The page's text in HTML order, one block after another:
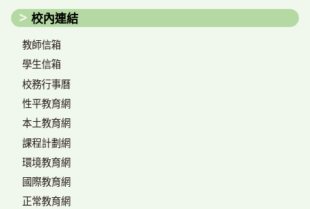
校內連結
教師信箱
學生信箱
校務行事曆
性平教育網
本土教育網
課程計劃網
環境教育網
國際教育網
正常教育網